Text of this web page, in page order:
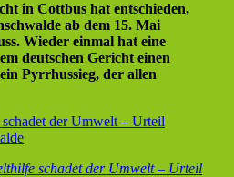
in Cottbus hat entschieden,
ab dem 15. Mai
Wieder einmal hat eine
deutschen Gericht einen
Pyrrhussieg, der allen
der Umwelt – Urteil
schadet der Umwelt – Urteil